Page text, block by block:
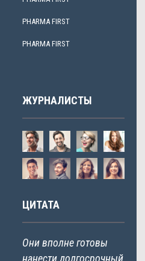
PHARMA FIRST
PHARMA FIRST
ЖУРНАЛИСТЫ
ЦИТАТА
Они вполне готовы
нанести долгосрочный